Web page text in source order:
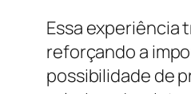
Essa experiência
reforçando a
possibilidade de